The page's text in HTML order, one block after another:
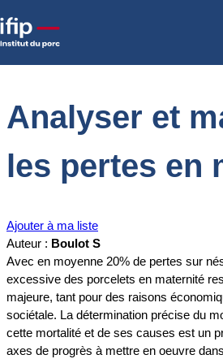
Accueil
Analyser et
maternité
Analyser et
les pertes en
Ajouter à ma liste
Auteur : Boulot S
Avec en moyenne 20% de pertes sur
excessive des porcelets en maternité
majeure, tant pour des raisons
sociétale. La détermination précise du
cette mortalité et de ses causes est un
axes de progrès à mettre en oeuvre